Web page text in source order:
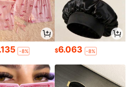
-8% $6.063 -8%